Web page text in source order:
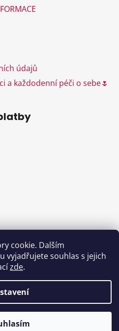
cookie. Dalším
vyjadřujete souhlas s jejich
zde.
údajů
a každodenní péči o sebe🌷
Shoptet